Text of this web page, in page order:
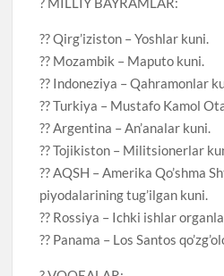
?? Qirg’iziston – Yoshlar kuni.
?? Mozambik – Maputo kuni.
?? Indoneziya – Qahramonlar
?? Turkiya – Mustafo Kamol
?? Argentina – An’analar kuni.
?? Tojikiston – Militsionerlar
?? AQSH – Amerika Qo’shma
piyodalarining tug’ilgan kuni.
?? Rossiya – Ichki ishlar
?? Panama – Los Santos